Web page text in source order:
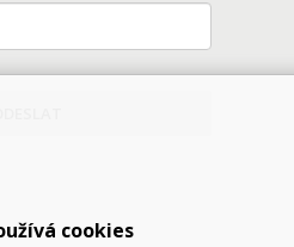
cookies